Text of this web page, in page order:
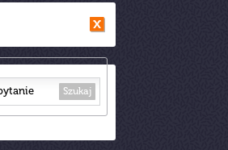
Szukaj